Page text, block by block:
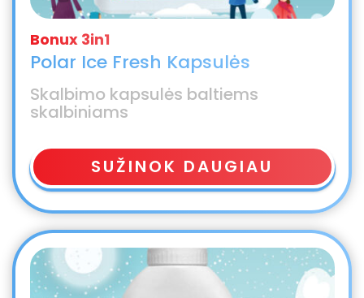
Polar Ice Fresh Kapsulės
Skalbimo kapsulės baltiems
skalbiniams
SUŽINOK DAUGIAU